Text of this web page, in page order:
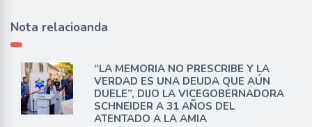
Nota relacioanda
“LA MEMORIA NO PRESCRIBE Y LA
VERDAD ES UNA DEUDA QUE AÚN
DUELE”, DIJO LA VICEGOBERNADORA
SCHNEIDER A 31 AÑOS DEL
ATENTADO A LA AMIA